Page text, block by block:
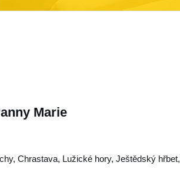
Marie
,Chrastava, Lužické hory,Ještědský hřbet,